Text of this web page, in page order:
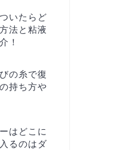
いたらど
法と粘液
！
の糸で復
持ち方や
はどこに
るのはダ